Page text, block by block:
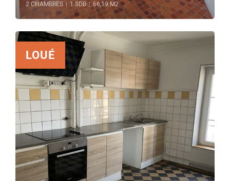
2 CHAMBRES 1 SDB | 66,19 M2
LOUÉ